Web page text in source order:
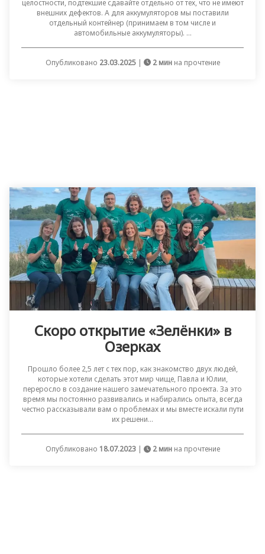
целостности, подтекшие сдавайте отдельно от тех, что не имеют
внешних дефектов. А для аккумуляторов мы поставили
отдельный контейнер (принимаем в том числе и
автомобильные аккумуляторы). ...
Опубликовано 23.03.2025 | 2 минна прочтение
Скоро открытие «Зелёнки» в
Озерках
Прошло более 2,5 лет с тех пор, как знакомство двух людей,
которые хотели сделать этот мир чище, Павла и Юлии,
переросло в создание нашего замечательного проекта. За это
время мы постоянно развивались и набирались опыта, всегда
честно рассказывали вам о проблемах и мы вместе искали пути
их решени...
Опубликовано 18.07.2023 | 2 минна прочтение